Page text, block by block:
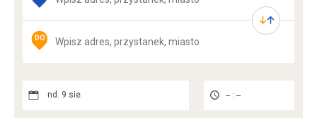
DO
nd. 9 sie. -- : --